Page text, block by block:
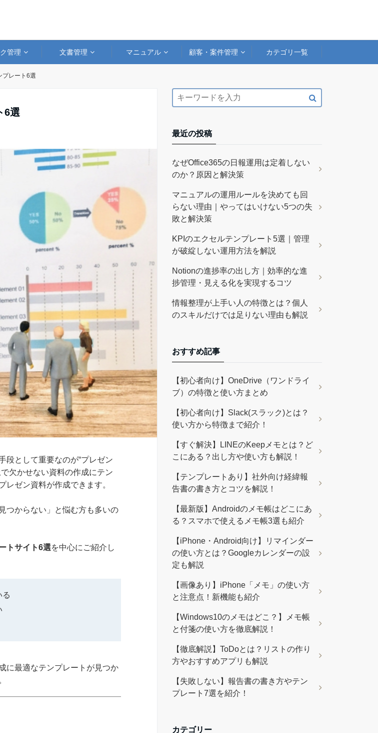
管理 文書管理 マニュアル 顧客・案件管理 カテゴリ一覧
プレート6選
6選
段として重要なのが“プレゼン
欠かせない資料の作成にテン
レゼン資料が作成できます。
つからない」と悩む方も多いの
トサイト6選を中心にご紹介し
る
に最適なテンプレートが見つか
最近の投稿
なぜOffice365の日報運用は定着しない
のか？原因と解決策
マニュアルの運用ルールを決めても回
らない理由｜やってはいけない5つの失
敗と解決策
KPIのエクセルテンプレート5選｜管理
が破綻しない運用方法を解説
Notionの進捗率の出し方｜効率的な進
捗管理・見える化を実現するコツ
情報整理が上手い人の特徴とは？個人
のスキルだけでは足りない理由も解説
おすすめ記事
【初心者向け】OneDrive（ワンドライ
ブ）の特徴と使い方まとめ
【初心者向け】Slack(スラック)とは？
使い方から特徴まで紹介！
【すぐ解決】LINEのKeepメモとは？ど
こにある？出し方や使い方も解説！
【テンプレートあり】社外向け経緯報
告書の書き方とコツを解説！
【最新版】Androidのメモ帳はどこにあ
る？スマホで使えるメモ帳3選も紹介
【iPhone・Android向け】リマインダー
の使い方とは？Googleカレンダーの設
定も解説
【画像あり】iPhone「メモ」の使い方
と注意点！新機能も紹介
【Windows10のメモはどこ？】メモ帳
と付箋の使い方を徹底解説！
【徹底解説】ToDoとは？リストの作り
方やおすすめアプリも解説
【失敗しない】報告書の書き方やテン
プレート7選を紹介！
カテゴリー